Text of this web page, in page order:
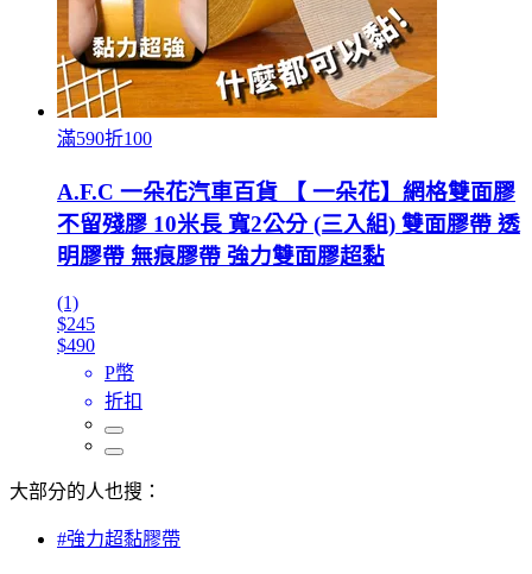
滿590折100
A.F.C 一朵花汽車百貨 【 一朵花】網格雙面膠
不留殘膠 10米長 寬2公分 (三入組) 雙面膠帶 透
明膠帶 無痕膠帶 強力雙面膠超黏
(1)
$245
$490
P幣
折扣
大部分的人也搜：
#強力超黏膠帶